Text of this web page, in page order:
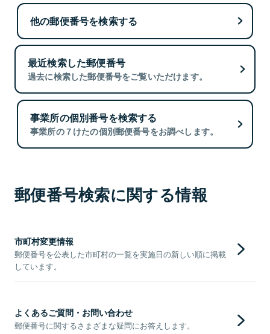
他の郵便番号を検索する
最近検索した郵便番号
過去に検索した郵便番号をご覧いただけます。
事業所の個別番号を検索する
事業所の７けたの個別郵便番号をお調べします。
郵便番号検索に関する情報
市町村変更情報
郵便番号を公表した市町村の一覧を実施日の新しい順に掲載
しています。
よくあるご質問・お問い合わせ
郵便番号に関するさまざまな疑問にお答えします。